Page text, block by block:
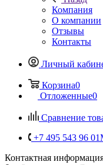
Компания
О компании
Отзывы
Контакты
Личный
Корзина0
Отложенные0
Сравнение
+7 495 543 96 01
Контактная